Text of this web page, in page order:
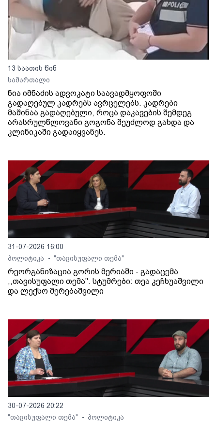
13 საათის წინ
სამართალი
ნია იმნაძის ადვოკატი საავადმყოფოში
გადაღებულ კადრებს ავრცელებს. კადრები
მაშინაა გადაღებული, როცა დაკავების შემდეგ
არასრულწლოვანი გოგონა შეუძლოდ გახდა და
კლინიკაში გადაიყვანეს.
31-07-2026 16:00
პოლიტიკა
• "თავისუფალი თემა"
რეორგანიზაცია გორის მერიაში - გადაცემა
,,თავისუფალი თემა". სტუმრები: თეა კეჩხუაშვილი
და ლექსო მერებაშვილი
30-07-2026 20:22
"თავისუფალი თემა"
• პოლიტიკა